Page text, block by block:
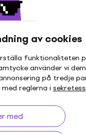
av cookies
funktionaliteten
använder vi
på tredje
reglerna i
med